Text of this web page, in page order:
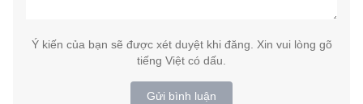
Ý kiến của bạn sẽ được xét duyệt khi đăng. Xin vui lòng gõ
tiếng Việt có dấu.
Gửi bình luận